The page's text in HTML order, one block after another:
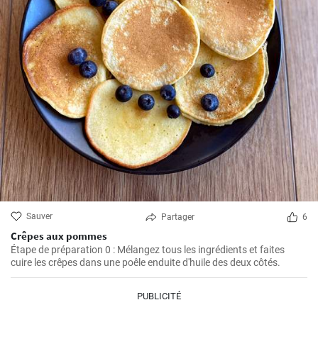
Sauver Partager 6
Crêpes aux pommes
Étape de préparation 0 : Mélangez tous les ingrédients et faites
cuire les crêpes dans une poêle enduite d'huile des deux côtés.
PUBLICITÉ